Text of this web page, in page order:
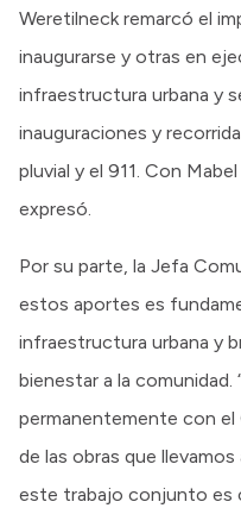
Weretilneck remarcó el
inaugurarse y otras en
infraestructura urbana y
inauguraciones y
pluvial y el 911. Con
expresó.
Por su parte, la Jefa
estos aportes es
infraestructura urbana y
bienestar a la comunidad.
permanentemente con el
de las obras que
este trabajo conjunto es